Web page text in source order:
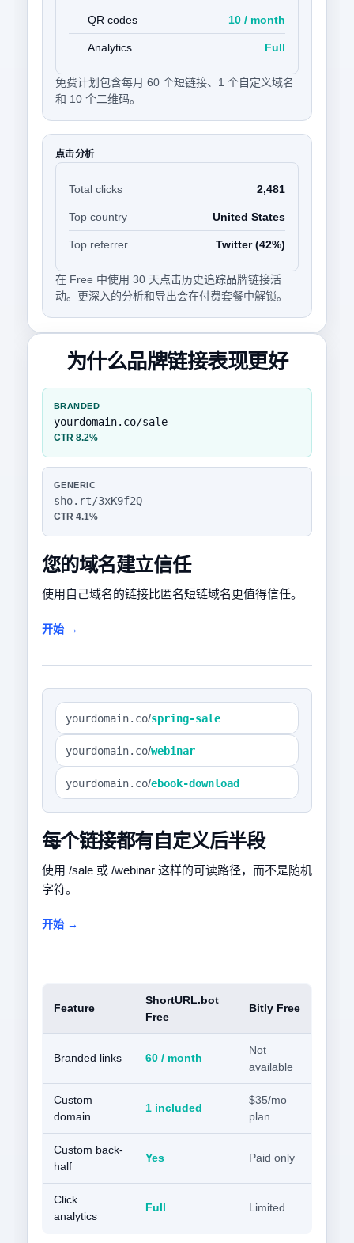
QR codes 10 / month
Analytics Full
免费计划包含每月 60 个短链接、1 个自定义域名
和 10 个二维码。
点击分析
Total clicks 2,481
Top country United States
Top referrer Twitter (42%)
在 Free 中使用 30 天点击历史追踪品牌链接活
动。更深入的分析和导出会在付费套餐中解锁。
为什么品牌链接表现更好
BRANDED
yourdomain.co/sale
CTR 8.2%
GENERIC
sho.rt/3xK9f2Q
CTR 4.1%
您的域名建立信任
使用自己域名的链接比匿名短链域名更值得信任。
开始 →
yourdomain.co/spring-sale
yourdomain.co/webinar
yourdomain.co/ebook-download
每个链接都有自定义后半段
使用 /sale 或 /webinar 这样的可读路径，而不是随机
字符。
开始 →
Feature
ShortURL.bot
Free
Bitly Free
Branded links 60 / month
Not
available
Custom
domain
1 included
$35/mo
plan
Custom back-
half
Yes Paid only
Click
analytics
Full Limited